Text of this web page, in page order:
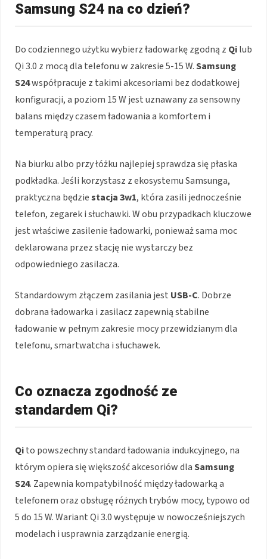
Samsung S24 na co dzień?
Do codziennego użytku wybierz ładowarkę zgodną z Qilub
Qi 3.0 z mocą dla telefonu w zakresie 5-15 W.Samsung
S24współpracuje z takimi akcesoriami bez dodatkowej
konfiguracji, a poziom 15 W jest uznawany za sensowny
balans między czasem ładowania a komfortem i
temperaturą pracy.
Na biurku albo przy łóżku najlepiej sprawdza się płaska
podkładka. Jeśli korzystasz z ekosystemu Samsunga,
praktyczna będziestacja 3w1, która zasili jednocześnie
telefon, zegarek i słuchawki. W obu przypadkach kluczowe
jest właściwe zasilenie ładowarki, ponieważ sama moc
deklarowana przez stację nie wystarczy bez
odpowiedniego zasilacza.
Standardowym złączem zasilania jest USB-C. Dobrze
dobrana ładowarka i zasilacz zapewnią stabilne
ładowanie w pełnym zakresie mocy przewidzianym dla
telefonu, smartwatcha i słuchawek.
Co oznacza zgodność ze
standardem Qi?
Qito powszechny standard ładowania indukcyjnego, na
którym opiera się większość akcesoriów dlaSamsung
S24. Zapewnia kompatybilność między ładowarką a
telefonem oraz obsługę różnych trybów mocy, typowo od
5 do 15 W. Wariant Qi 3.0 występuje w nowocześniejszych
modelach i usprawnia zarządzanie energią.